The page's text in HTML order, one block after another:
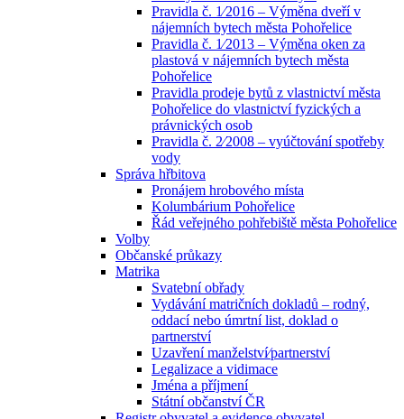
Pravidla č. 1⁄2016 – Výměna dveří v
nájemních bytech města Pohořelice
Pravidla č. 1⁄2013 – Výměna oken za
plastová v nájemních bytech města
Pohořelice
Pravidla prodeje bytů z vlastnictví města
Pohořelice do vlastnictví fyzických a
právnických osob
Pravidla č. 2⁄2008 – vyúčtování spotřeby
vody
Správa hřbitova
Pronájem hrobového místa
Kolumbárium Pohořelice
Řád veřejného pohřebiště města Pohořelice
Volby
Občanské průkazy
Matrika
Svatební obřady
Vydávání matričních dokladů – rodný,
oddací nebo úmrtní list, doklad o
partnerství
Uzavření manželství⁄partnerství
Legalizace a vidimace
Jména a příjmení
Státní občanství ČR